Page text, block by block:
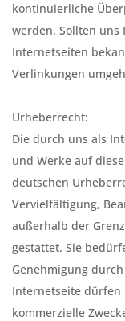
kontinuierliche
werden. Sollten uns
Internetseiten
Verlinkungen
Urheberrecht:
Die durch uns als
und Werke auf
deutschen
Vervielfältigung,
außerhalb der
gestattet. Sie
Genehmigung
Internetseite
kommerzielle